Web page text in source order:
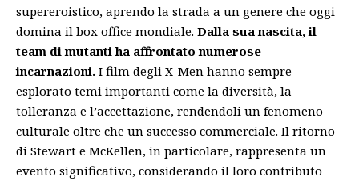
supereroistico, aprendo la strada a un genere che oggi
domina il box office mondiale. Dalla sua nascita, il
team di mutanti ha affrontato numerose
incarnazioni. I film degli X-Men hanno sempre
esplorato temi importanti come la diversità, la
tolleranza e l’accettazione, rendendoli un fenomeno
culturale oltre che un successo commerciale. Il ritorno
di Stewart e McKellen, in particolare, rappresenta un
evento significativo, considerando il loro contributo